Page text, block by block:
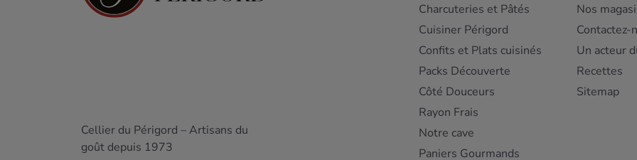
Cellier du Périgord – Artisans du
goût depuis 1973
Charcuteries et Pâtés
Cuisiner Périgord
Confits et Plats cuisinés
Packs Découverte
Côté Douceurs
Rayon Frais
Notre cave
Paniers Gourmands
Nos
Contactez-
Un acteur
Recettes
Sitemap